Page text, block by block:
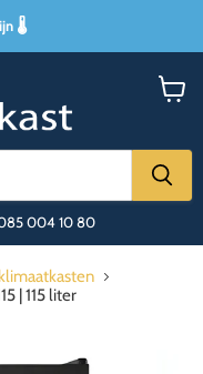
🌡️
004 10 80
| 115 liter